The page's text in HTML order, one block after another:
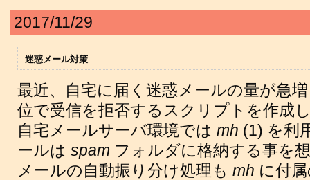
2017/11/29
迷惑メール対策
最近、自宅に届く迷惑メールの量が急
位で受信を拒否するスクリプトを作成
自宅メールサーバ環境では mh (1) を利
ールは spam フォルダに格納する事を
メールの自動振り分け処理も mh に付